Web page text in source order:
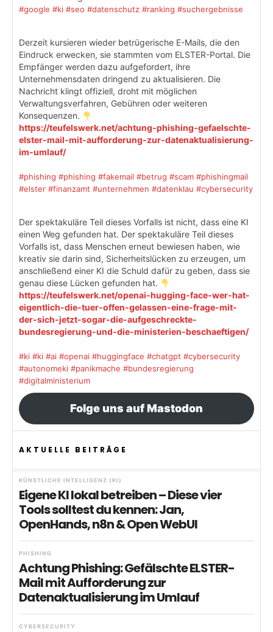
#google #ki #seo #datenschutz #ranking #suchergebnisse
Derzeit kursieren wieder betrügerische E-Mails, die den
Eindruck erwecken, sie stammten vom ELSTER-Portal. Die
Empfänger werden dazu aufgefordert, ihre
Unternehmensdaten dringend zu aktualisieren. Die
Nachricht klingt offiziell, droht mit möglichen
Verwaltungsverfahren, Gebühren oder weiteren
Konsequenzen.
https://teufelswerk.net/achtung-phishing-gefaelschte-
elster-mail-mit-aufforderung-zur-datenaktualisierung-
im-umlauf/
#phishing #phishing #fakemail #betrug #scam #phishingmail
#elster #finanzamt #unternehmen #datenklau #cybersecurity
Der spektakuläre Teil dieses Vorfalls ist nicht, dass eine KI
einen Weg gefunden hat. Der spektakuläre Teil dieses
Vorfalls ist, dass Menschen erneut bewiesen haben, wie
kreativ sie darin sind, Sicherheitslücken zu erzeugen, um
anschließend einer KI die Schuld dafür zu geben, dass sie
genau diese Lücken gefunden hat.
https://teufelswerk.net/openai-hugging-face-wer-hat-
eigentlich-die-tuer-offen-gelassen-eine-frage-mit-
der-sich-jetzt-sogar-die-aufgeschreckte-
bundesregierung-und-die-ministerien-beschaeftigen/
#ki #ki #ai #openai #huggingface #chatgpt #cybersecurity
#autonomeki #panikmache #bundesregierung
#digitalministerium
Folge uns auf Mastodon
AKTUELLE BEITRÄGE
KÜNSTLICHE INTELLIGENZ (KI)
Eigene KI lokal betreiben – Diese vier
Tools solltest du kennen: Jan,
OpenHands, n8n & Open WebUI
PHISHING
Achtung Phishing: Gefälschte ELSTER-
Mail mit Aufforderung zur
Datenaktualisierung im Umlauf
CYBERSECURITY